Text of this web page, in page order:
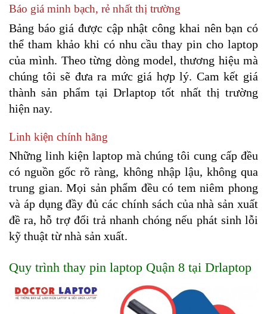
Báo giá minh bạch, rẻ nhất thị trường
Bảng báo giá được cập nhật công khai nên bạn có
thể tham khảo khi có nhu cầu thay pin cho laptop
của mình. Theo từng dòng model, thương hiệu mà
chúng tôi sẽ đưa ra mức giá hợp lý. Cam kết giá
thành sản phẩm tại Drlaptop tốt nhất thị trường
hiện nay.
Linh kiện chính hãng
Những linh kiện laptop mà chúng tôi cung cấp đều
có nguồn gốc rõ ràng, không nhập lậu, không qua
trung gian. Mọi sản phẩm đều có tem niêm phong
và áp dụng đầy đủ các chính sách của nhà sản xuất
đề ra, hỗ trợ đổi trả nhanh chóng nếu phát sinh lỗi
kỹ thuật từ nhà sản xuất.
Quy trình thay pin laptop Quận 8 tại Drlaptop